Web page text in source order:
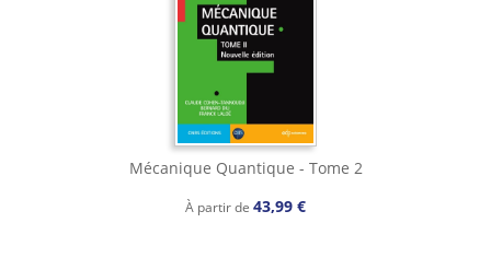
Mécanique Quantique - Tome 2
À partir de 43,99 €